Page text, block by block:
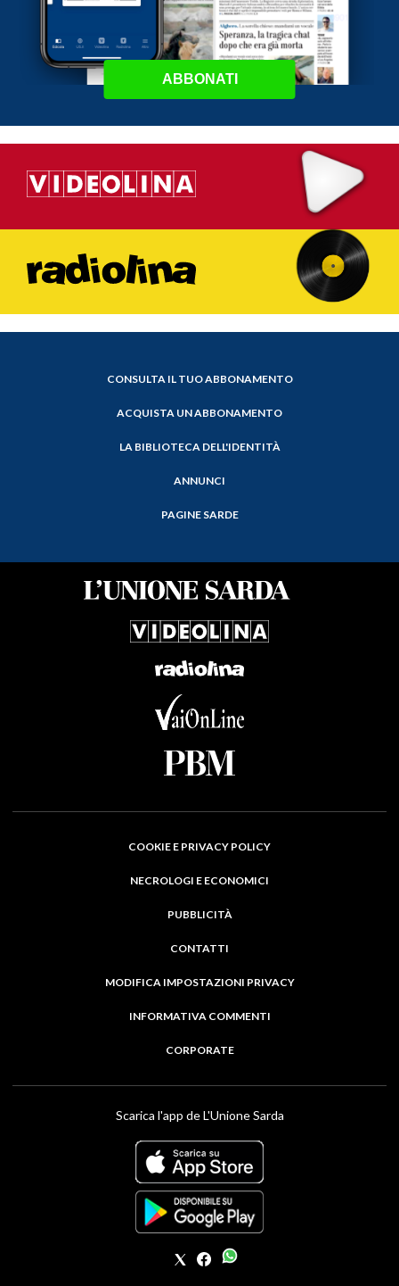
ABBONATI
CONSULTA IL TUO ABBONAMENTO
ACQUISTA UN ABBONAMENTO
LA BIBLIOTECA DELL'IDENTITÀ
ANNUNCI
PAGINE SARDE
COOKIE E PRIVACY POLICY
NECROLOGI E ECONOMICI
PUBBLICITÀ
CONTATTI
MODIFICA IMPOSTAZIONI PRIVACY
INFORMATIVA COMMENTI
CORPORATE
Scarica l'app de L'Unione Sarda